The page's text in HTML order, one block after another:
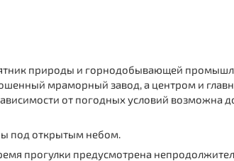
природы и горнодобывающей
мраморный завод, а центром и
от погодных условий возможна
под открытым небом.
прогулки предусмотрена